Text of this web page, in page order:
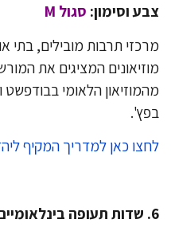
וסימון:סגול M
תרבות מובילים, בתי
המציגים את
הלאומי בבודפשט
כאן למדריך המקיף